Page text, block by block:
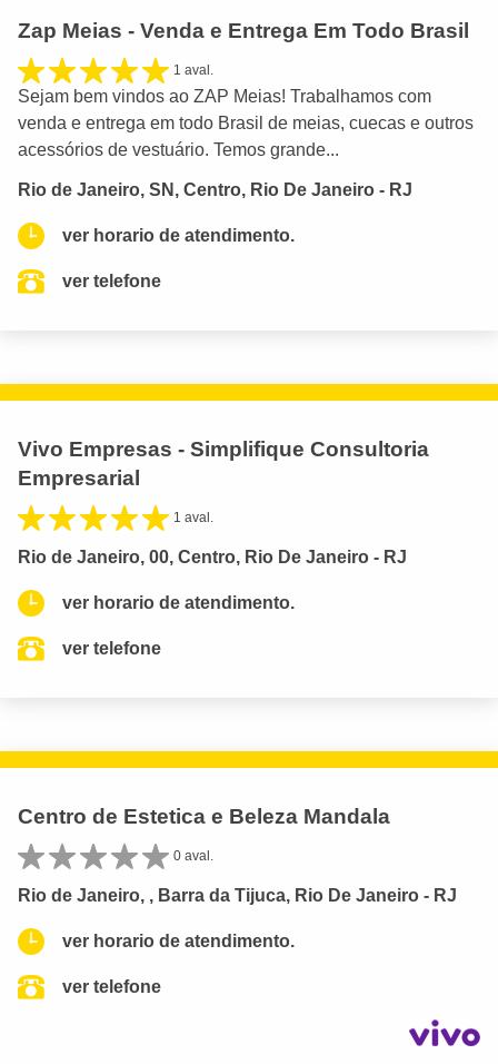
Zap Meias - Venda e Entrega Em Todo Brasil
1 aval.
Sejam bem vindos ao ZAP Meias! Trabalhamos com
venda e entrega em todo Brasil de meias, cuecas e outros
acessórios de vestuário. Temos grande...
Rio de Janeiro, SN, Centro, Rio De Janeiro - RJ
ver horario de atendimento.
ver telefone
Vivo Empresas - Simplifique Consultoria
Empresarial
1 aval.
Rio de Janeiro, 00, Centro, Rio De Janeiro - RJ
ver horario de atendimento.
ver telefone
Centro de Estetica e Beleza Mandala
0 aval.
Rio de Janeiro, , Barra da Tijuca, Rio De Janeiro - RJ
ver horario de atendimento.
ver telefone